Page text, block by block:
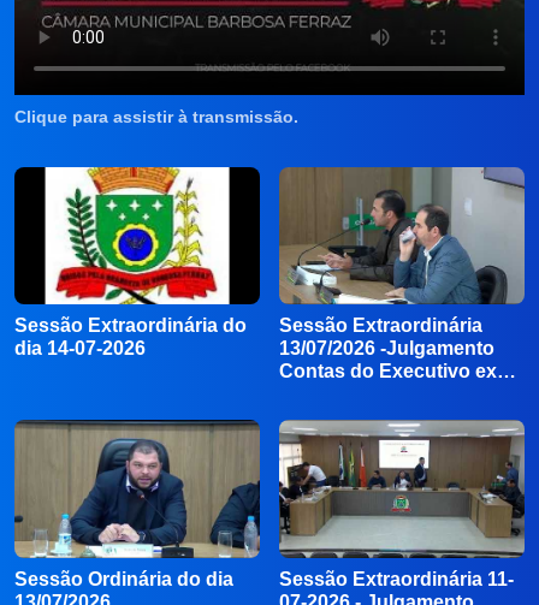
Clique para assistir à transmissão.
Sessão Extraordinária
Contas do Executivo ex…